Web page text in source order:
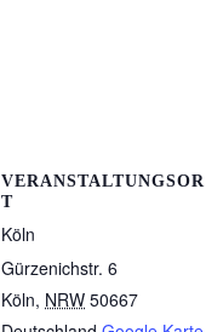
VERANSTALTUNGSOR
T
Köln
Gürzenichstr. 6
Köln, NRW 50667